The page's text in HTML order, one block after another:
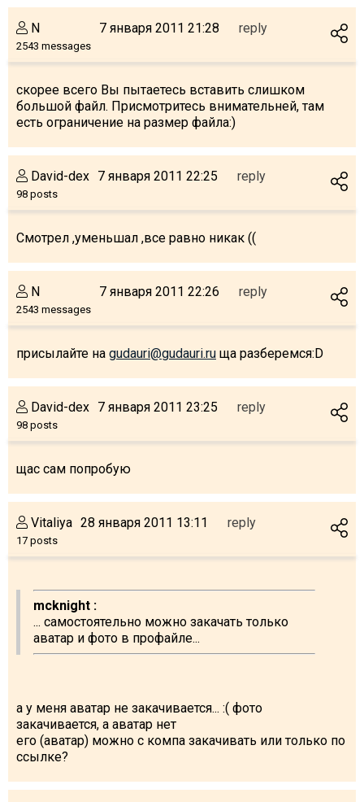
N
2543 messages
7 января 2011 21:28 reply
скорее всего Вы пытаетесь вставить слишком
большой файл. Присмотритесь внимательней, там
есть ограничение на размер файла:)
David-dex
98 posts
7 января 2011 22:25 reply
Смотрел ,уменьшал ,все равно никак ((
N
2543 messages
7 января 2011 22:26 reply
присылайте на gudauri@gudauri.ru ща разберемся:D
David-dex
98 posts
7 января 2011 23:25 reply
щас сам попробую
Vitaliya
17 posts
28 января 2011 13:11 reply
mcknight :
... самостоятельно можно закачать только
аватар и фото в профайле...
а у меня аватар не закачивается... :( фото
закачивается, а аватар нет
его (аватар) можно с компа закачивать или только по
ссылке?